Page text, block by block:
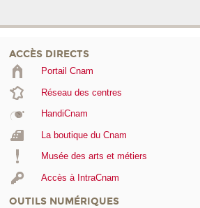
ACCÈS DIRECTS
Portail Cnam
Réseau des centres
HandiCnam
La boutique du Cnam
Musée des arts et métiers
Accès à IntraCnam
OUTILS NUMÉRIQUES